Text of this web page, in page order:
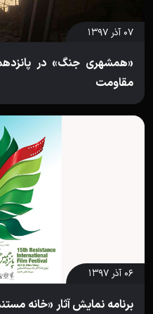
۰۷ آذر ۱۳۹۷
«همشهری جنگ» در
مقاومت
۰۶ آذر ۱۳۹۷
برنامه نمایش آثار «خانه